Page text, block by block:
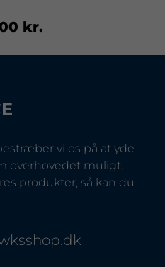
kr.
vi os på at yde
overhovedet muligt.
produkter, så kan du